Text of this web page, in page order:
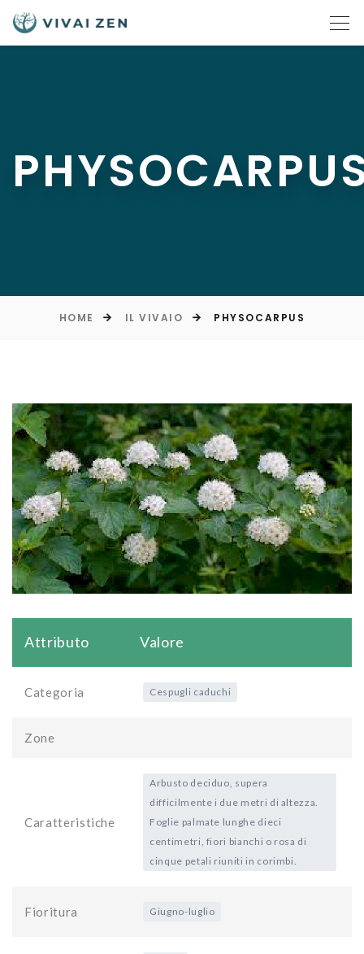
HOME IL VIVAIO PHYSOCARPUS
Attributo Valore
Categoria Cespugli caduchi
Zone
Caratteristiche
Arbusto deciduo, supera
difficilmente i due metri di altezza.
Foglie palmate lunghe dieci
centimetri, fiori bianchi o rosa di
cinque petali riuniti in corimbi.
Fioritura Giugno-luglio